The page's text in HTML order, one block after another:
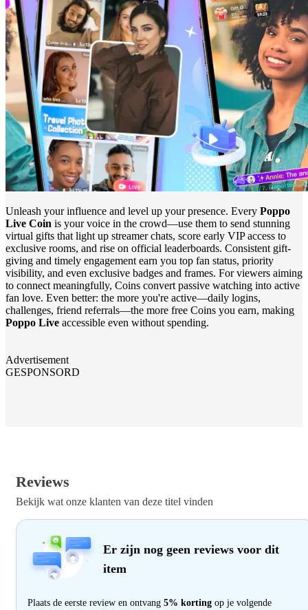
Unleash your influence and level up your presence. Every Poppo
Live Coin is your voice in the crowd—use them to send stunning
virtual gifts that light up streamer chats, score early VIP access to
exclusive rooms, and rise on official leaderboards. Consistent gift-
giving and timely engagement earn you top fan status, priority
visibility, and even exclusive badges and frames. For viewers aiming
to connect meaningfully, Coins convert passive watching into active
fan love. Even better: the more you're active—daily logins,
challenges, friend referrals—the more free Coins you earn, making
Poppo Live accessible even without spending.
Advertisement
GESPONSORD
Reviews
Bekijk wat onze klanten van deze titel vinden
Er zijn nog geen reviews voor dit
item
Plaats de eerste review en ontvang 5% korting op je volgende